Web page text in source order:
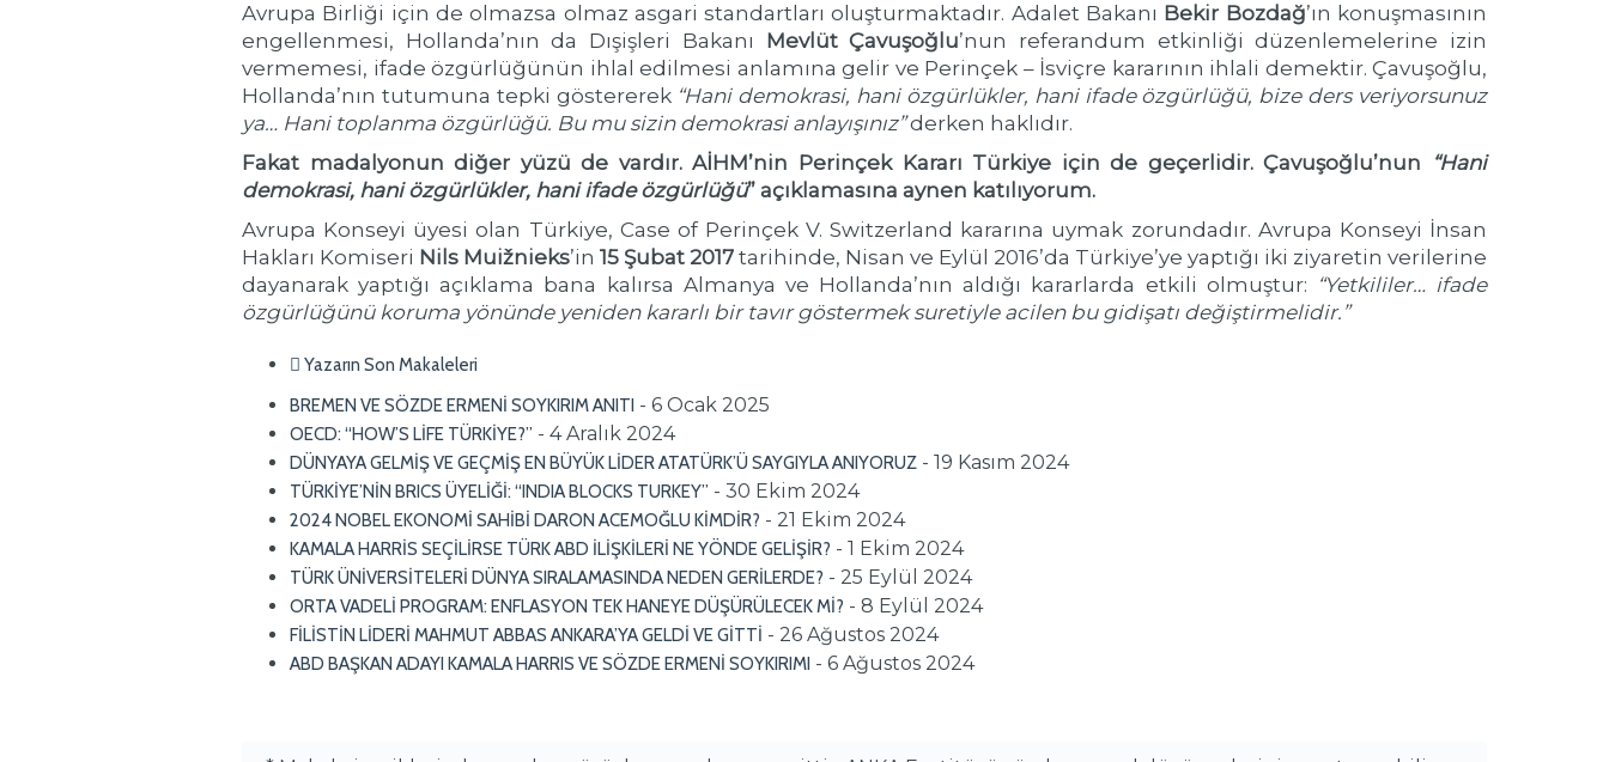
Avrupa Birliği için de olmazsa olmaz asgari standartları oluşturmaktadır. Adalet Bakanı Bekir Bozdağ’ın konuşmasının
engellenmesi, Hollanda’nın da Dışişleri Bakanı
Mevlüt Çavuşoğlu’nun referandum etkinliği düzenlemelerine izin
vermemesi, ifade özgürlüğünün ihlal edilmesi anlamına gelir ve Perinçek – İsviçre kararının ihlali demektir. Çavuşoğlu,
Hollanda’nın tutumuna tepki göstererek “Hani demokrasi, hani özgürlükler, hani ifade özgürlüğü, bize ders veriyorsunuz
ya… Hani toplanma özgürlüğü. Bu mu sizin demokrasi anlayışınız”derken haklıdır.
Fakat madalyonun diğer yüzü de vardır. AİHM’nin Perinçek Kararı Türkiye için de geçerlidir. Çavuşoğlu’nun “Hani
demokrasi, hani özgürlükler, hani ifade özgürlüğü” açıklamasına aynen katılıyorum.
Avrupa Konseyi üyesi olan Türkiye, Case of Perinçek V. Switzerland kararına uymak zorundadır. Avrupa Konseyi İnsan
Hakları Komiseri Nils Muižnieks’in 15 Şubat 2017 tarihinde, Nisan ve Eylül 2016’da Türkiye’ye yaptığı iki ziyaretin verilerine
dayanarak yaptığı açıklama bana kalırsa Almanya ve Hollanda’nın aldığı kararlarda etkili olmuştur: “Yetkililer… ifade
özgürlüğünü koruma yönünde yeniden kararlı bir tavır göstermek suretiyle acilen bu gidişatı değiştirmelidir.”
Yazarın Son Makaleleri
BREMEN VE SÖZDE ERMENİ SOYKIRIM ANITI - 6 Ocak 2025
OECD: “HOW’S LİFE TÜRKİYE?” - 4 Aralık 2024
DÜNYAYA GELMİŞ VE GEÇMİŞ EN BÜYÜK LİDER ATATÜRK’Ü SAYGIYLA ANIYORUZ - 19 Kasım 2024
TÜRKİYE’NİN BRICS ÜYELİĞİ: “INDIA BLOCKS TURKEY” - 30 Ekim 2024
2024 NOBEL EKONOMİ SAHİBİ DARON ACEMOĞLU KİMDİR? - 21 Ekim 2024
KAMALA HARRİS SEÇİLİRSE TÜRK ABD İLİŞKİLERİ NE YÖNDE GELİŞİR? - 1 Ekim 2024
TÜRK ÜNİVERSİTELERİ DÜNYA SIRALAMASINDA NEDEN GERİLERDE? - 25 Eylül 2024
ORTA VADELİ PROGRAM: ENFLASYON TEK HANEYE DÜŞÜRÜLECEK Mİ? - 8 Eylül 2024
FİLİSTİN LİDERİ MAHMUT ABBAS ANKARA’YA GELDİ VE GİTTİ - 26 Ağustos 2024
ABD BAŞKAN ADAYI KAMALA HARRIS VE SÖZDE ERMENİ SOYKIRIMI - 6 Ağustos 2024